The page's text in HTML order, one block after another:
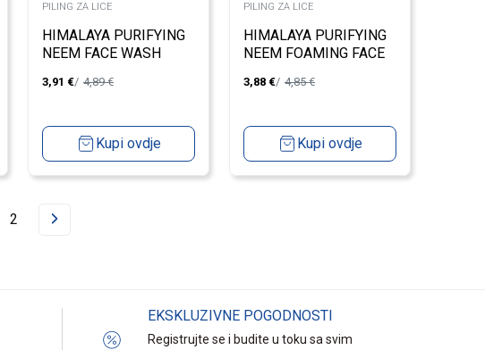
PILING ZA LICE
HIMALAYA PURIFYING
NEEM FACE WASH
UMIVANJE
3,91 € 4,89€
Kupi ovdje
PILING ZA LICE
HIMALAYA PURIFYING
NEEM FOAMING FACE
PJENA ZA UMIVANJE
3,88 € 4,85€
Kupi ovdje
2
EKSKLUZIVNE POGODNOSTI
Registrujte se i budite u toku sa svim